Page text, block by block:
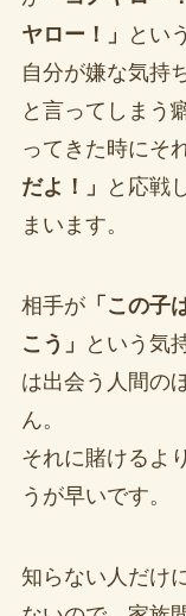
ヤロー！」
とい
自分が嫌な気持
と言ってしまう
ってきた時にそ
だよ！」
と応戦
まいます。
相手が「この子
こう」
という気
は出会う人間の
ん。
それに賭けるよ
うが早いです。
知らない人だけ